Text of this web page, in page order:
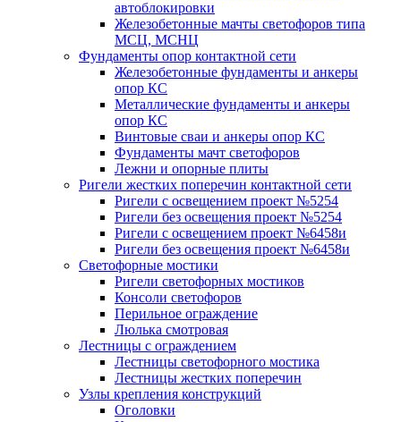
автоблокировки
Железобетонные мачты светофоров типа
МСЦ, МСНЦ
Фундаменты опор контактной сети
Железобетонные фундаменты и анкеры
опор КС
Металлические фундаменты и анкеры
опор КС
Винтовые сваи и анкеры опор КС
Фундаменты мачт светофоров
Лежни и опорные плиты
Ригели жестких поперечин контактной сети
Ригели с освещением проект №5254
Ригели без освещения проект №5254
Ригели с освещением проект №6458и
Ригели без освещения проект №6458и
Светофорные мостики
Ригели светофорных мостиков
Консоли светофоров
Перильное ограждение
Люлька смотровая
Лестницы с ограждением
Лестницы светофорного мостика
Лестницы жестких поперечин
Узлы крепления конструкций
Оголовки